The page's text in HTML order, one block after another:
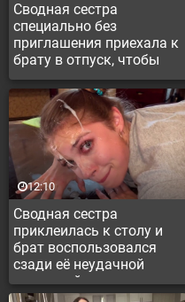
Сводная сестра
специально без
приглашения приехала к
брату в отпуск, чтобы
потрахаться
Сводная сестра
приклеилась к столу и
брат воспользовался
сзади её неудачной
ситуацией
12:10